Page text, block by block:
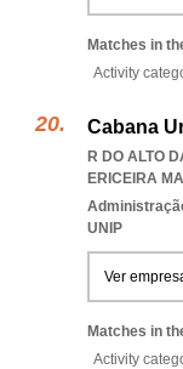
Matches in
Activity
Cabana
R DO ALTO
ERICEIRA
UNIP
Ver
Matches in
Activity